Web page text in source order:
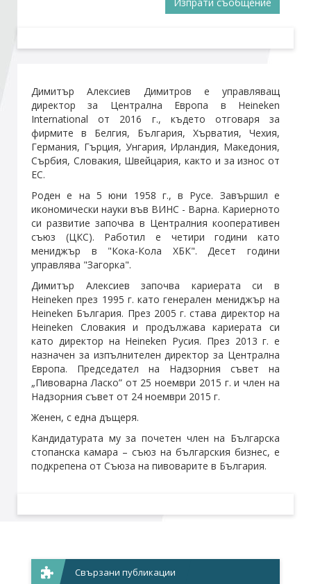
Димитър Алексиев Димитров е управляващ
директор за Централна Европа в Heineken
International от 2016 г., където отговаря за
фирмите в Белгия, България, Хърватия, Чехия,
Германия, Гърция, Унгария, Ирландия, Македония,
Сърбия, Словакия, Швейцария, както и за износ от
ЕС.
Роден е на 5 юни 1958 г., в Русе. Завършил е
икономически науки във ВИНС - Варна. Кариерното
си развитие започва в Централния кооперативен
съюз (ЦКС). Работил е четири години като
мениджър в "Кока-Кола ХБК". Десет години
управлява "Загорка".
Димитър Алексиев започва кариерата си в
Heineken през 1995 г. като генерален мениджър на
Heineken България. През 2005 г. става директор на
Heineken Словакия и продължава кариерата си
като директор на Heineken Русия. През 2013 г. е
назначен за изпълнителен директор за Централна
Европа. Председател на Надзорния съвет на
„Пивоварна Ласко” от 25 ноември 2015 г. и член на
Надзорния съвет от 24 ноември 2015 г.
Женен, с една дъщеря.
Кандидатурата му за почетен член на Българска
стопанска камара – съюз на българския бизнес, е
подкрепена от Съюза на пивоварите в България.
Свързани публикации